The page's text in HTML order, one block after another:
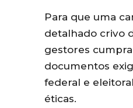
Para que uma
detalhado crivo
gestores
documentos
federal e
éticas.